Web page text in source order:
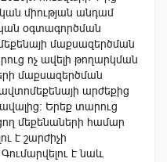
միության անդամ
օգտագործման
մաքսազերծման
ոչ ավելի թողարկման
մաքսազերծման
արժեքից
Երեք տարուց
մեքենաների համար
է շարժիչի
է նաև